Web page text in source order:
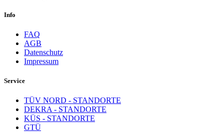
Info
FAQ
AGB
Datenschutz
Impressum
Service
TÜV NORD - STANDORTE
DEKRA - STANDORTE
KÜS - STANDORTE
GTÜ